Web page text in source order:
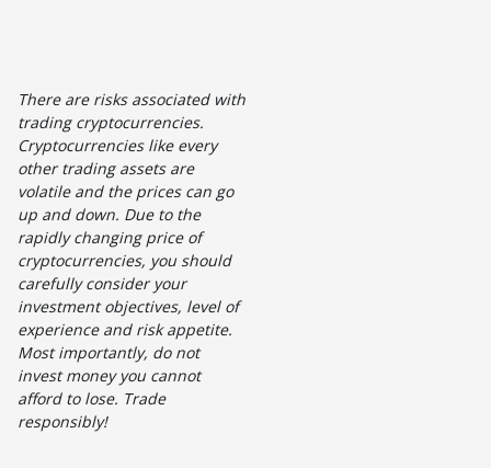
There are risks associated with
trading cryptocurrencies.
Cryptocurrencies like every
other trading assets are
volatile and the prices can go
up and down. Due to the
rapidly changing price of
cryptocurrencies, you should
carefully consider your
investment objectives, level of
experience and risk appetite.
Most importantly, do not
invest money you cannot
afford to lose. Trade
responsibly!